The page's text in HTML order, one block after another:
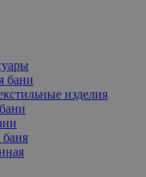
бани
изделия
баня